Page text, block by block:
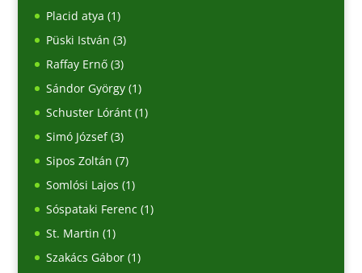
Placid atya (1)
Püski István (3)
Raffay Ernő(3)
Sándor György(1)
Schuster Lóránt(1)
Simó József(3)
Sipos Zoltán (7)
Somlósi Lajos (1)
Sóspataki Ferenc (1)
St. Martin (1)
Szakács Gábor(1)